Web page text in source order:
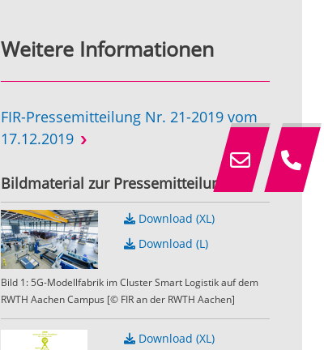
Weitere Informationen
FIR-Pressemitteilung Nr. 21-2019 vom
17.12.2019
Bildmaterial zur Pressemitteilung
Download (XL)
Download (L)
Bild 1: 5G-Modellfabrik im Cluster Smart Logistik auf dem
RWTH Aachen Campus [© FIR an der RWTH Aachen]
Download (XL)